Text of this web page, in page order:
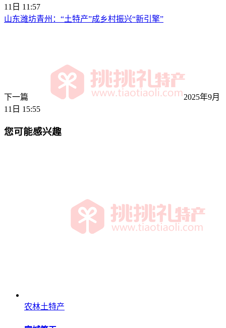
11日 11:57
山东潍坊青州：“土特产”成乡村振兴“新引擎”
下一篇
2025年9月
11日 15:55
您可能感兴趣
农林土特产